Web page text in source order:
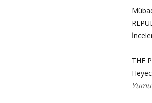
THE